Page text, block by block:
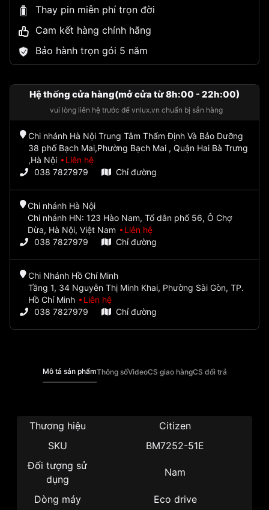
Thay pin miễn phí trọn đời
Cam kết hàng chính hãng
Bảo hành trọn gói 5 năm
Hệ thống cửa hàng(mở cửa từ 8h:00 - 22h:00)
vui lòng liên hệ trước để vnlux.vn chuẩn bị sẵn hàng
Chi nhánh Hà Nội Trung Tâm Thẩm Định Và Bảo Dưỡng
38 phố Bạch Mai,Phường Bạch Mai , Quận Hai Bà Trưng
,Hà Nội
Liên hệ
038 7827979
Chỉ đường
Chi nhánh Hà Nội
Chi nhánh HN: 123 Hào Nam, Tổ dân phố 56, Ô Chợ
Dừa, Hà Nội, Việt Nam
Liên hệ
038 7827979
Chỉ đường
Chi Nhánh Hồ Chí Minh
Tầng 1, 34 Nguyễn Thị Minh Khai, Phường Sài Gòn, TP.
Hồ Chí Minh
Liên hệ
038 7827979
Chỉ đường
Mô tả sản phẩmThông sốVideoCS giao hàngCS đổi trả
Thương hiệu
Citizen
SKU
BM7252-51E
Đối tượng sử
dụng
Nam
Dòng máy Eco drive